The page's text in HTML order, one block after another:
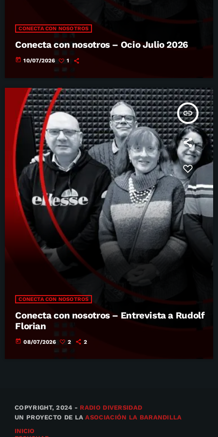
CONECTA CON NOSOTROS
Conecta con nosotros – Ocio Julio 2026
today 10/07/2026 1
insert_link
CONECTA CON NOSOTROS
Conecta con nosotros – Entrevista a Rudolf
Florian
today 08/07/2026 2 2
COPYRIGHT, 2024 - RADIO DIVERSIDAD
UN PROYECTO DE LAASOCIACIÓN LA BARANDILLA
INICIO